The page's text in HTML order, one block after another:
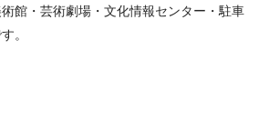
館・芸術劇場・文化情報センター・駐車
。